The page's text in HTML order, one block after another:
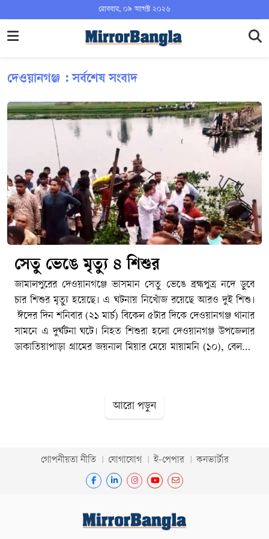
রোববার, ০৯ আগস্ট ২০২৬
দেওয়ানগঞ্জ : সর্বশেষ সংবাদ
সেতু ভেঙে মৃত্যু ৪ শিশুর
জামালপুরের দেওয়ানগঞ্জে ভাসমান সেতু ভেঙে ব্রহ্মপুত্র নদে ডুবে
চার শিশুর মৃত্যু হয়েছে। এ ঘটনায় নিখোঁজ রয়েছে আরও দুই শিশু।
ঈদের দিন শনিবার (২১ মার্চ) বিকেল ৫টার দিকে দেওয়ানগঞ্জ থানার
সামনে এ দুর্ঘটনা ঘটে। নিহত শিশুরা হলো দেওয়ানগঞ্জ উপজেলার
ডাকাতিয়াপাড়া গ্রামের জয়নাল মিয়ার মেয়ে মায়ামনি (১০), বেলতল
দেওয়ানগঞ্জের ফায়ার সার্ভিসের সদস্যরা। স্থানীয়দের সহায়তা নিয়ে
জানান, ব্রহ্মপুত্র নদে ভাসমান সেতুর ওপর ঈদের দিন দুপুর থেকে
ভিড় জমান স্থানীয় লোকজন। অতিরিক্ত চাপের কারণে বিকেলে ভেঙে
যায় সেতুটি। এতে ব্রহ্মপুত্র নদে পড়ে যান অনেকে। সাঁতরে তীরে
চারজনের মরদেহ উদ্ধার হয়েছে। শান্তি নামের এক শিশু হাসপাতালে
আরো পড়ুন
গোপনীয়তা নীতি যোগাযোগ ই-পেপার কনভার্টার